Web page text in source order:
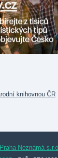
Praha Neznámá s.r.o.